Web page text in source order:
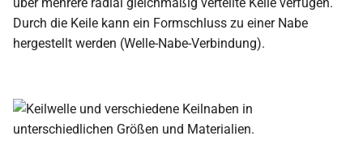
Durch die Keile kann ein Formschluss zu einer Nabe
hergestellt werden (Welle-Nabe-Verbindung).